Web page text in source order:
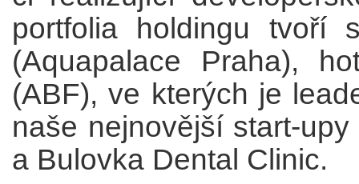
portfolia holdingu tvoří
(Aquapalace Praha),
(ABF), ve kterých je
naše nejnovější start-
a Bulovka Dental Clinic.